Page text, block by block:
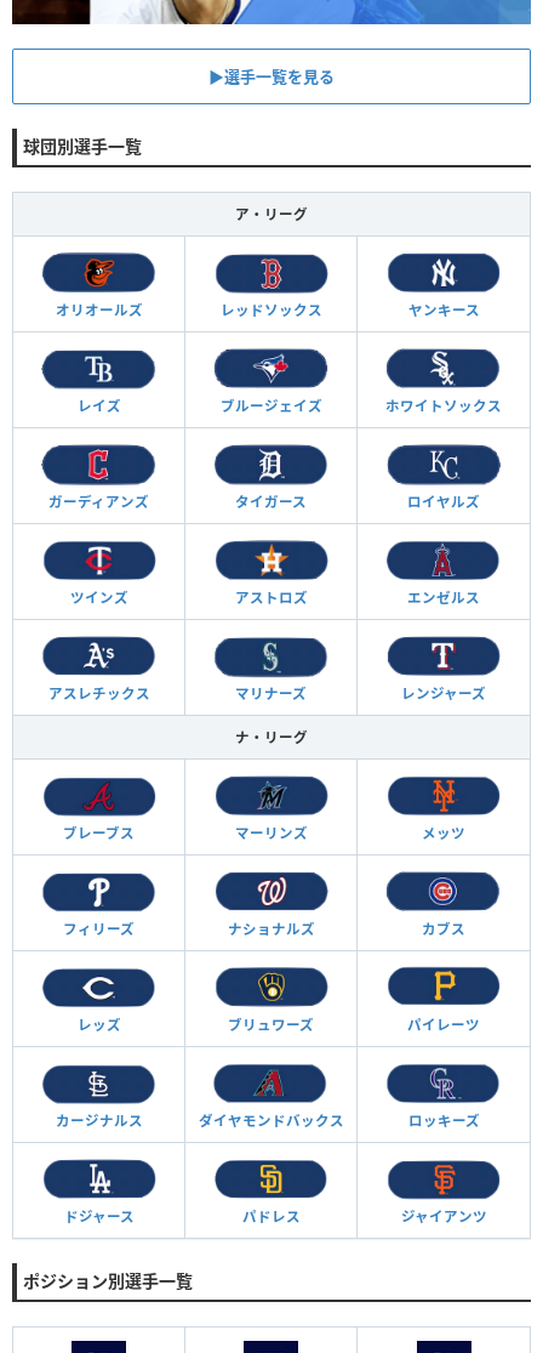
▶︎選手一覧を見る
球団別選手一覧
ア・リーグ
オリオールズ レッドソックス ヤンキース
レイズ ブルージェイズ ホワイトソックス
ガーディアンズ タイガース ロイヤルズ
ツインズ アストロズ エンゼルス
アスレチックス マリナーズ レンジャーズ
ナ・リーグ
ブレーブス マーリンズ メッツ
フィリーズ ナショナルズ カブス
レッズ ブリュワーズ パイレーツ
カージナルス ダイヤモンドバックス ロッキーズ
ドジャース パドレス ジャイアンツ
ポジション別選手一覧